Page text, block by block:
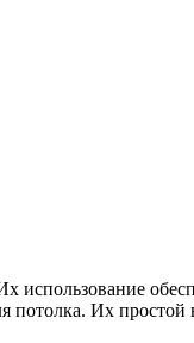
потолка. Их